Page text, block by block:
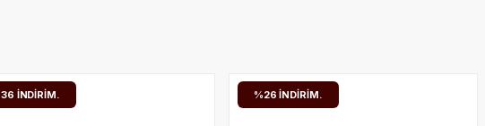
%26 İNDIRIM. %65 İNDIRIM.